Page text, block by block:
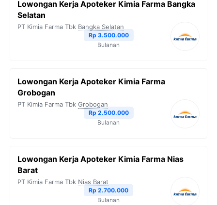
Lowongan Kerja Apoteker Kimia Farma Bangka
Selatan
PT Kimia Farma Tbk Bangka Selatan
Rp 3.500.000
Bulanan
Lowongan Kerja Apoteker Kimia Farma
Grobogan
PT Kimia Farma Tbk Grobogan
Rp 2.500.000
Bulanan
Lowongan Kerja Apoteker Kimia Farma Nias
Barat
PT Kimia Farma Tbk Nias Barat
Rp 2.700.000
Bulanan